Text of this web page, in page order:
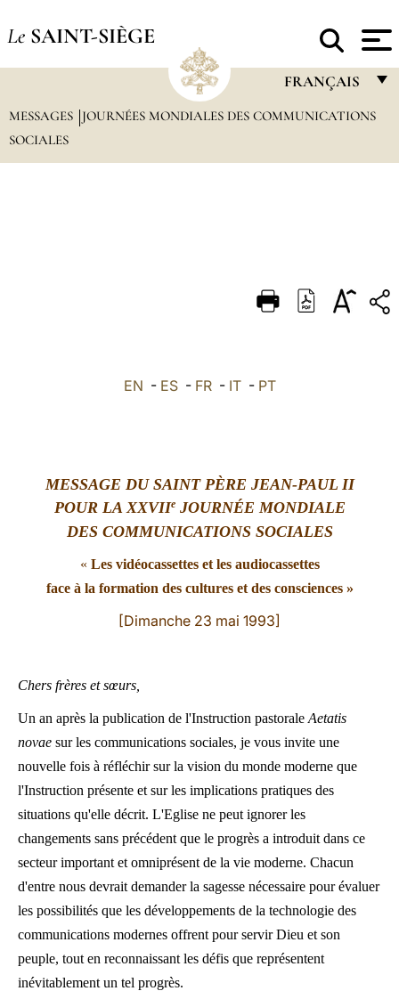
Le SAINT-SIÈGE
FRANÇAIS
FRANÇAIS
DEUTSCH
MESSAGES
JOURNÉES MONDIALES DES COMMUNICATIONS
SOCIALES
EN - ES- FR- IT- PT
MESSAGE DU SAINT PÈRE JEAN-PAUL II
POUR LA XXVIIeJOURNÉE MONDIALE
DES COMMUNICATIONS SOCIALES
« Les vidéocassettes et les audiocassettes
face à la formation des cultures et des consciences »
[Dimanche 23 mai 1993]
Chers frères et sœurs,
Un an après la publication de l'Instruction pastorale Aetatis
novae sur les communications sociales, je vous invite une
nouvelle fois à réfléchir sur la vision du monde moderne que
l'Instruction présente et sur les implications pratiques des
situations qu'elle décrit. L'Eglise ne peut ignorer les
changements sans précédent que le progrès a introduit dans ce
secteur important et omniprésent de la vie moderne. Chacun
d'entre nous devrait demander la sagesse nécessaire pour évaluer
les possibilités que les développements de la technologie des
communications modernes offrent pour servir Dieu et son
peuple, tout en reconnaissant les défis que représentent
inévitablement un tel progrès.